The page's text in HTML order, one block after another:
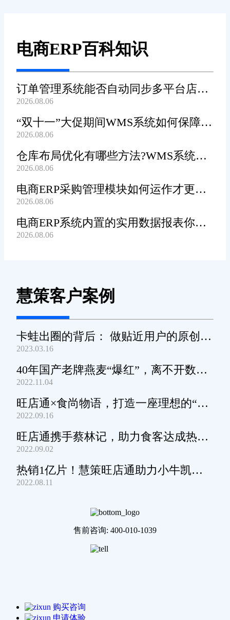
电商ERP百科知识
订单管理系统能否自动同步多平台店铺
订单?
2026.08.06
“双十一”大促期间WMS系统如何保障发
货效率?
2026.08.06
仓库布局优化有哪些方法?WMS系统能
辅助规划吗?
2026.08.06
电商ERP采购管理模块如何运作才更加
高效顺畅?
2026.08.06
电商ERP系统内置的实用数据报表你都
知道哪些?
2026.08.06
慧策客户案例
卡蛙出圈的背后： 做贴近用户的原创小
家电
2023.03.16
40年国产老牌燕麦“爆红”，离不开数字
化工具的支撑
2022.11.04
旺店通×食尚物语，打造一座理想的“零
食王国”
2022.09.16
旺店通携手蔡林记，助力食客达成热干
面自由
2022.09.02
热销1亿片！慧策旺店通助力小牛凯西
通关家庭牛排圈~
2022.08.11
售前咨询: 400-010-1039
购买咨询
申请体验